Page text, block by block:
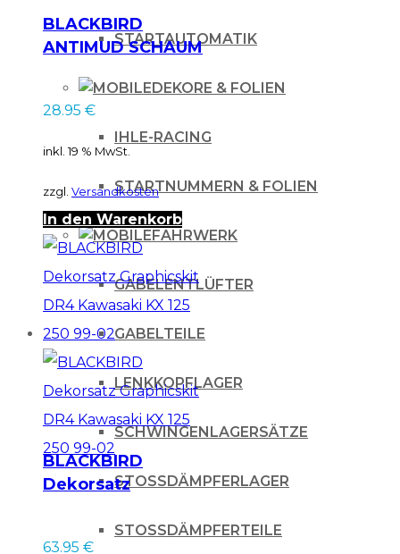
STARTAUTOMATIK
DEKORE & FOLIEN
IHLE-RACING
STARTNUMMERN & FOLIEN
FAHRWERK
GABELENTLÜFTER
GABELTEILE
LENKKOPFLAGER
SCHWINGENLAGERSÄTZE
STOSSDÄMPFERLAGER
STOSSDÄMPFERTEILE
BLACKBIRD
ANTIMUD SCHAUM
FOAM SUZUKI RMZ
250 19- / 450 18-
28.95 €
inkl. 19 % MwSt.
zzgl. Versandkosten
In den Warenkorb
BLACKBIRD
Dekorsatz
Kawasaki KX 125 250
63.95 €